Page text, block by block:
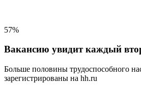
57%
Вакансию увидит каждый
Больше половины трудоспособного
зарегистрированы на hh.ru